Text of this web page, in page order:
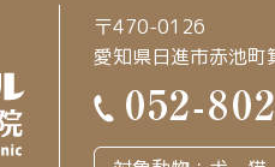
〒470-0126
愛知県日進市赤池